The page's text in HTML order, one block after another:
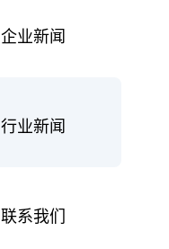
企业新闻
行业新闻
联系我们